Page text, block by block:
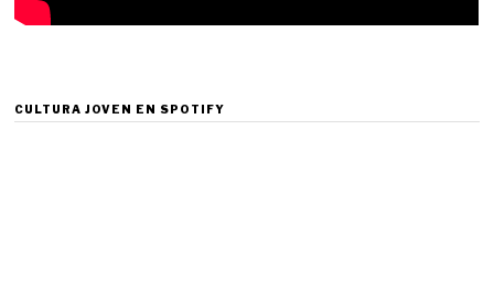
CULTURA JOVEN EN SPOTIFY